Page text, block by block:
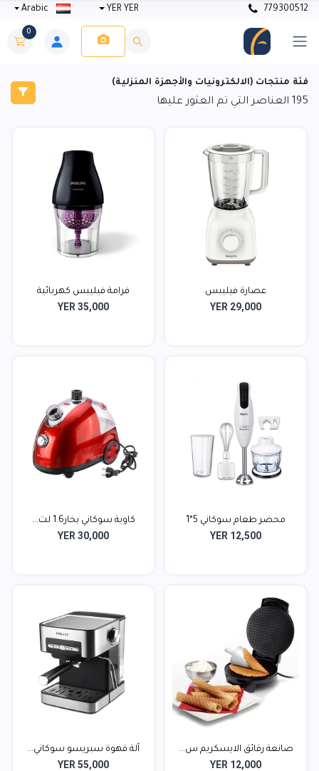
779300512
YER YER
0
فئة منتجات (الالكترونيات والأجهزة المنزلية)
195 العناصر التي تم العثور عليها
عصارة فيليبس
YER 29,000
فرامة فيليبس كهربائية
YER 35,000
محضر طعام سوكاني 5*1
YER 12,500
كاوية سوكاني بخار1.6 لت...
YER 30,000
صانعة رقائق الايسكريم س...
YER 12,000
آلة قهوة سبريسو سوكاني...
YER 55,000